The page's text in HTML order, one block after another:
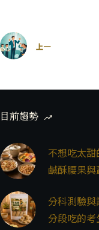
上一
目前趨勢
不想吃太甜
鹹酥腰果
分科測驗
分段吃的